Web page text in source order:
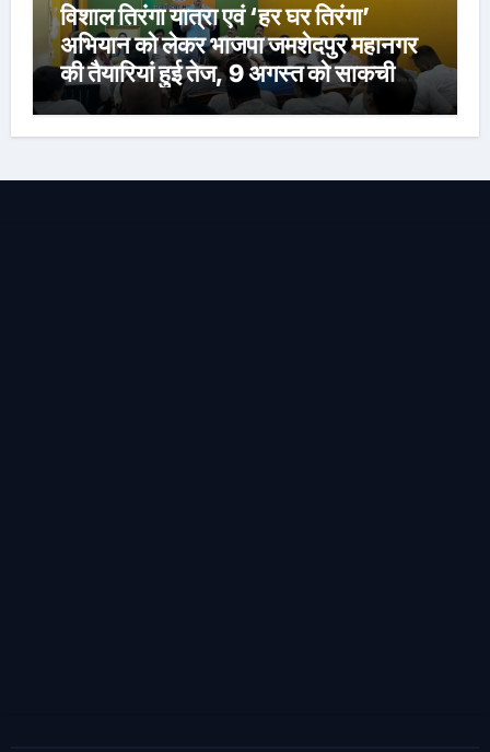
विशाल तिरंगा यात्रा एवं ‘हर घर तिरंगा’
अभियान को लेकर भाजपा जमशेदपुर महानगर
की तैयारियां हुई तेज, 9 अगस्त को साकची
नेताजी सुभाष मैदान से निकलेगी विशाल तिरंगा
यात्रा